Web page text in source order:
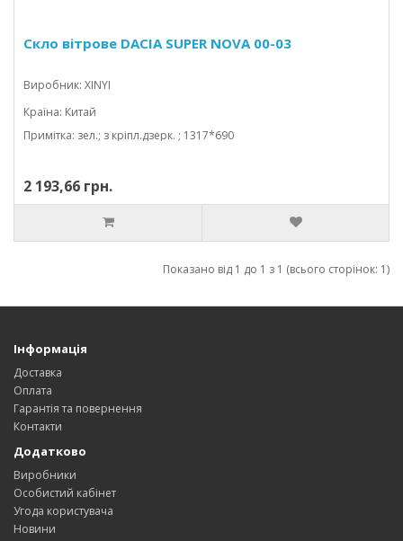
Скло вітрове DACIA SUPER NOVA 00-03
Виробник: XINYI
Країна: Китай
Примітка: зел.; з кріпл.дзерк. ; 1317*690
2 193,66 грн.
Показано від 1 до 1 з 1 (всього сторінок: 1)
Інформація
Доставка
Оплата
Гарантія та повернення
Контакти
Додатково
Виробники
Особистий кабінет
Угода користувача
Новини